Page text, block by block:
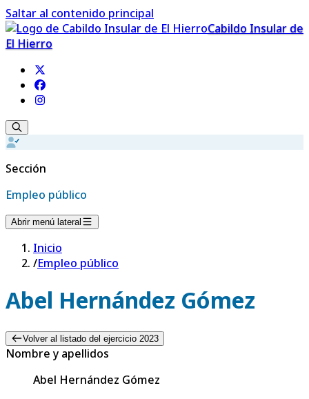
Saltar al contenido principal
Cabildo Insular de
El Hierro
Sección
Empleo público
Abrir menú lateral
Inicio
/Empleo público
Abel Hernández Gómez
Volver al listado del ejercicio 2023
Nombre y apellidos
Abel Hernández Gómez